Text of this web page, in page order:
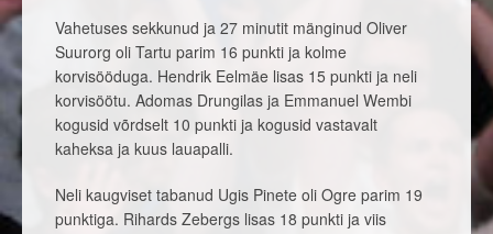
Vahetuses sekkunud ja 27 minutit mänginud Oliver
Suurorg oli Tartu parim 16 punkti ja kolme
korvisööduga. Hendrik Eelmäe lisas 15 punkti ja neli
korvisöötu. Adomas Drungilas ja Emmanuel Wembi
kogusid võrdselt 10 punkti ja kogusid vastavalt
kaheksa ja kuus lauapalli.
Neli kaugviset tabanud Ugis Pinete oli Ogre parim 19
punktiga. Rihards Zebergs lisas 18 punkti ja viis